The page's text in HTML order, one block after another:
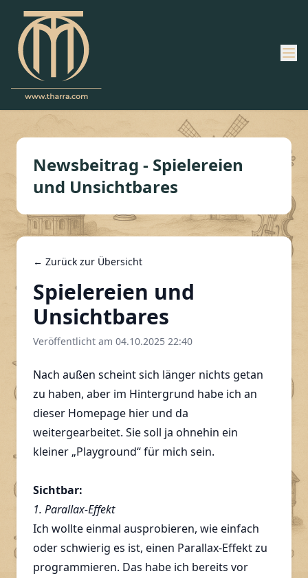
Newsbeitrag - Spielereien
und Unsichtbares
← Zurück zur Übersicht
Spielereien und
Unsichtbares
Veröffentlicht am 04.10.2025 22:40
Nach außen scheint sich länger nichts getan
zu haben, aber im Hintergrund habe ich an
dieser Homepage hier und da
weitergearbeitet. Sie soll ja ohnehin ein
kleiner „Playground“ für mich sein.
Sichtbar:
1. Parallax-Effekt
Ich wollte einmal ausprobieren, wie einfach
oder schwierig es ist, einen Parallax-Effekt zu
programmieren. Das habe ich bereits vor